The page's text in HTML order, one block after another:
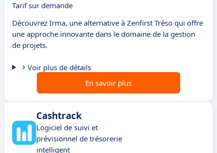
Tarif sur demande
Découvrez Irma, une alternative à Zenfirst Tréso qui offre
une approche innovante dans le domaine de la gestion
de projets.
Voir plus de détails
En savoir plus
Cashtrack
Logiciel de suivi et
prévisionnel de trésorerie
intelligent